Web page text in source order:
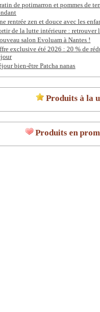
de potimarron et pommes de
rentrée zen et douce avec les
de la lutte intérieure : retrouver
salon Evoluam à Nantes !
exclusive été 2026 : 20 % de
bien-être Patcha nanas
Produits à la
Produits en